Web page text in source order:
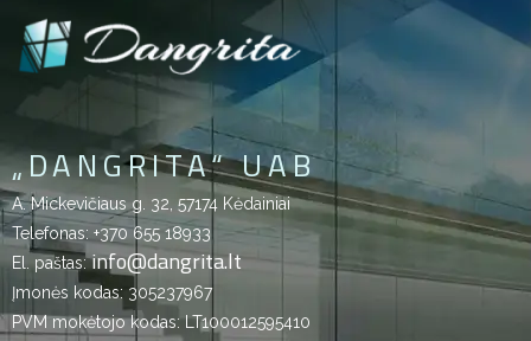
„DANGRITA“ UAB
A. Mickevičiaus g. 32, 57174 Kėdainiai
Telefonas: +370 655 18933
El. paštas:info@dangrita.lt
Įmonės kodas: 305237967
PVM mokėtojo kodas: LT100012595410